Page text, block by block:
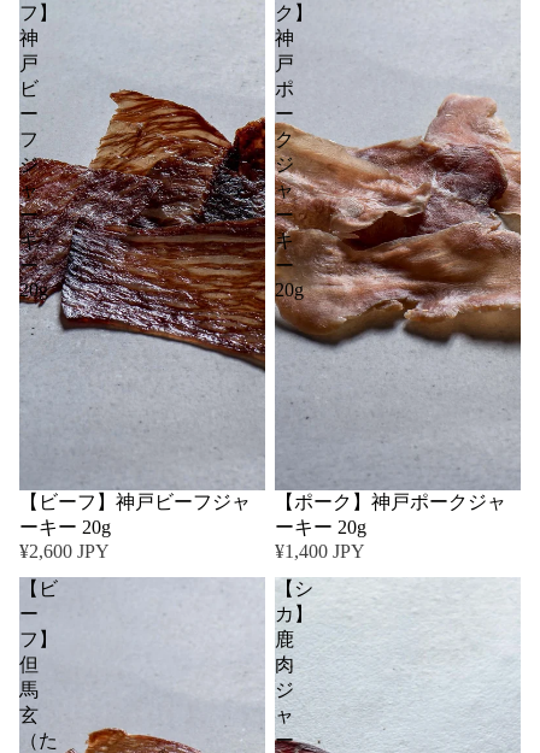
フ】
神
戸
ビ
ー
フ
ジ
ャ
ー
キ
ー
20g
【ビーフ】神戸ビーフジャ
ーキー 20g
¥2,600 JPY
ク】
神
戸
ポ
ー
ク
ジ
ャ
ー
キ
ー
20g
【ポーク】神戸ポークジャ
ーキー 20g
¥1,400 JPY
【ビ
ー
フ】
但
馬
玄
（た
【シ
カ】
鹿
肉
ジ
ャ
ー